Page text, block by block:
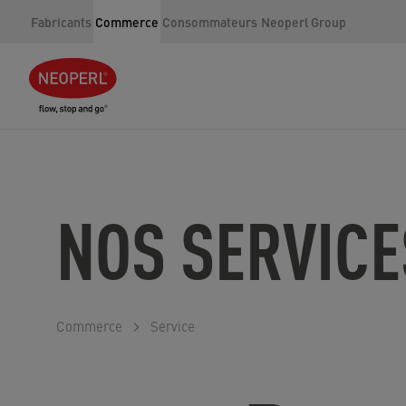
Fabricants Commerce Consommateurs Neoperl Group
NOS
Commerce Service